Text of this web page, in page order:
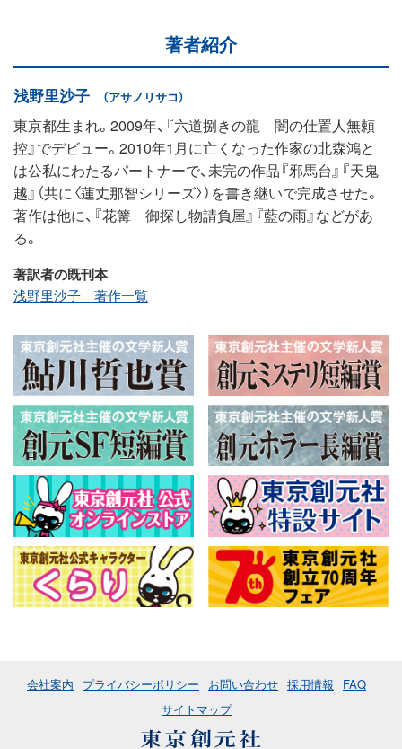
著者紹介
浅野里沙子 （アサノリサコ）
東京都生まれ。2009年、『六道捌きの龍 闇の仕置人無頼
控』でデビュー。2010年1月に亡くなった作家の北森鴻と
は公私にわたるパートナーで、未完の作品『邪馬台』『天鬼
越』（共に〈蓮丈那智シリーズ〉）を書き継いで完成させた。
著作は他に、『花篝 御探し物請負屋』『藍の雨』などがあ
る。
著訳者の既刊本
浅野里沙子 著作一覧
会社案内 プライバシーポリシー お問い合わせ 採用情報
FAQ
サイトマップ